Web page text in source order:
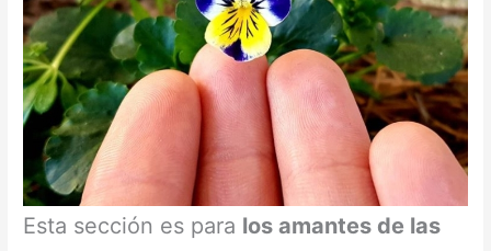
Esta sección es para los amantes de las